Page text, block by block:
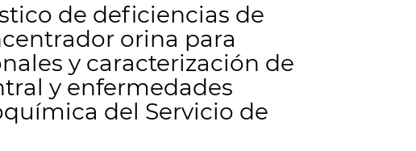
de deficiencias de
orina para
y caracterización de
y enfermedades
del Servicio de